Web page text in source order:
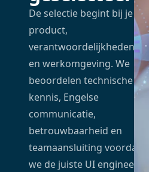
De selectie begint bij je
product,
verantwoordelijkheden
en werkomgeving. We
beoordelen technische
kennis, Engelse
communicatie,
betrouwbaarheid en
teamaansluiting voordat
we de juiste UI engineer